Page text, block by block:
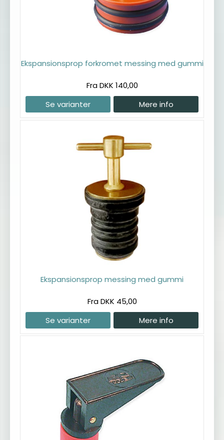
Ekspansionsprop forkromet messing med gummi
Fra DKK 140,00
Se varianter
Mere info
Ekspansionsprop messing med gummi
Fra DKK 45,00
Se varianter
Mere info